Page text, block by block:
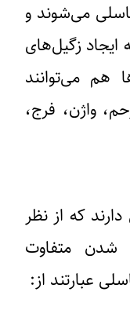
می‌شوند و
ایجاد زگیل‌های
هم می‌توانند
واژن، فرج،
که از نظر
شدن متفاوت
عبارتند از: